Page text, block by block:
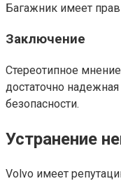
Багажник имеет
Заключение
Стереотипное
достаточно
безопасности.
Устранение
Volvo имеет